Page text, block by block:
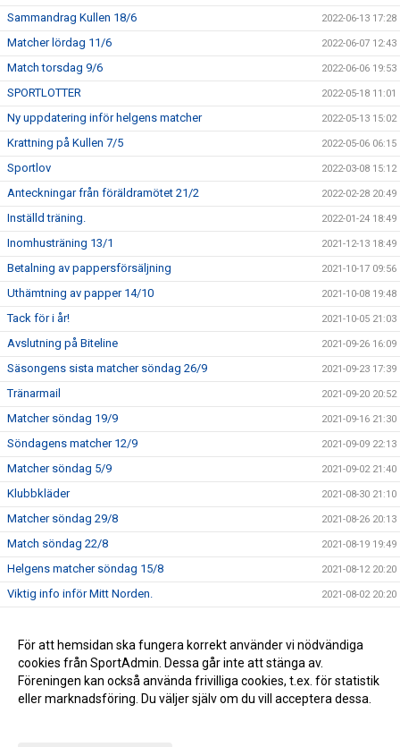
Sammandrag Kullen 18/6 2022-06-13 17:28
Matcher lördag 11/6 2022-06-07 12:43
Match torsdag 9/6 2022-06-06 19:53
SPORTLOTTER 2022-05-18 11:01
Ny uppdatering inför helgens matcher 2022-05-13 15:02
Krattning på Kullen 7/5 2022-05-06 06:15
Sportlov 2022-03-08 15:12
Anteckningar från föräldramötet 21/2 2022-02-28 20:49
Inställd träning. 2022-01-24 18:49
Inomhusträning 13/1 2021-12-13 18:49
Betalning av pappersförsäljning 2021-10-17 09:56
Uthämtning av papper 14/10 2021-10-08 19:48
Tack för i år! 2021-10-05 21:03
Avslutning på Biteline 2021-09-26 16:09
Säsongens sista matcher söndag 26/9 2021-09-23 17:39
Tränarmail 2021-09-20 20:52
Matcher söndag 19/9 2021-09-16 21:30
Söndagens matcher 12/9 2021-09-09 22:13
Matcher söndag 5/9 2021-09-02 21:40
Klubbkläder 2021-08-30 21:10
Matcher söndag 29/8 2021-08-26 20:13
Match söndag 22/8 2021-08-19 19:49
Helgens matcher söndag 15/8 2021-08-12 20:20
Viktig info inför Mitt Norden. 2021-08-02 20:20
Sammandrag 14 september 2019-08-26 09:52
Kallelse till träning! 2018-08-28 08:36
För att hemsidan ska fungera korrekt använder vi nödvändiga
cookies från SportAdmin. Dessa går inte att stänga av.
Föreningen kan också använda frivilliga cookies, t.ex. för statistik
eller marknadsföring. Du väljer själv om du vill acceptera dessa.